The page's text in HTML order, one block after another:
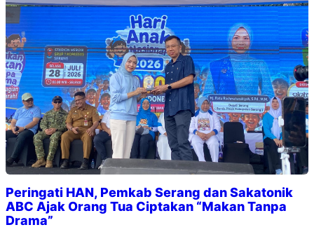
Peringati HAN, Pemkab Serang dan Sakatonik
ABC Ajak Orang Tua Ciptakan “Makan Tanpa
Drama”